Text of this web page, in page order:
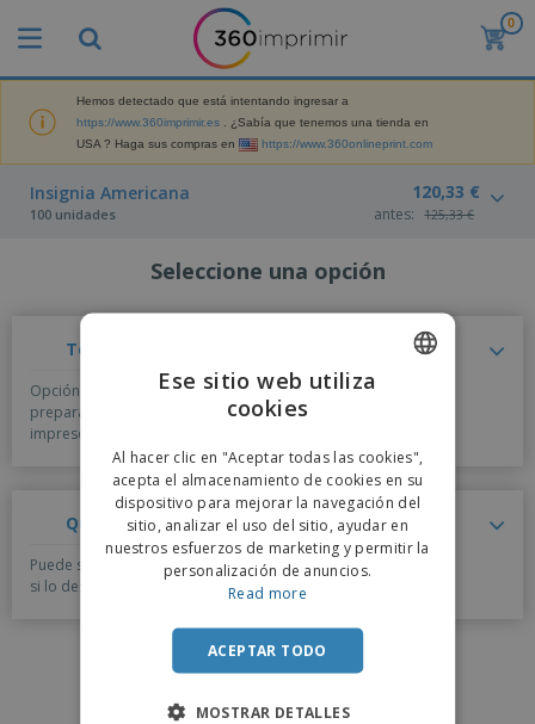
0
Hemos detectado que está intentando ingresar a
https://www.360imprimir.es
. ¿Sabía que tenemos una tienda en
USA ? Haga sus compras en
https://www.360onlineprint.com
Insignia Americana
100 unidades
120,33 €
antes: 125,33 €
Seleccione una opción
Tengo un Diseño
Opción recomendada si ya tiene un documento
preparado para imprimir, o si tiene un producto ya
impreso y quiere replicarlo.
Quiero un Diseño Nuevo
Puede seleccionar una de las Plantillas ya preparadas o,
si lo desea, puede solicitar un Diseño Personalizado.
SPANISH
Ese sitio web utiliza
cookies
Al hacer clic en "Aceptar todas las cookies",
acepta el almacenamiento de cookies en su
dispositivo para mejorar la navegación del
sitio, analizar el uso del sitio, ayudar en
nuestros esfuerzos de marketing y permitir la
personalización de anuncios.
Read more
ACEPTAR TODO
MOSTRAR DETALLES